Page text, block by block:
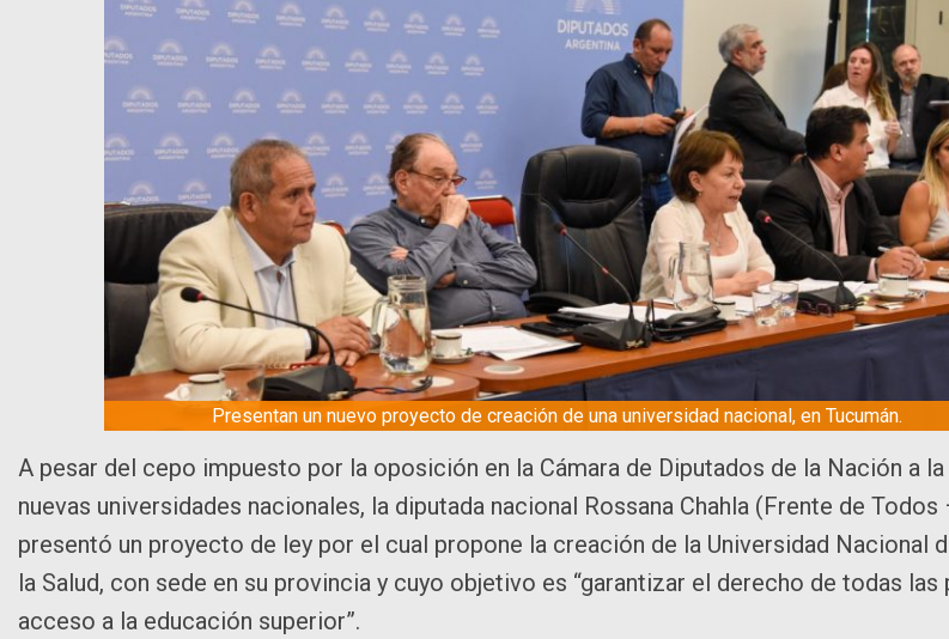
Presentan un nuevo proyecto de creación de una universidad nacional, en Tucumán.
A pesar del cepo impuesto por la oposición en la Cámara de Diputados de la Nación a
nuevas universidades nacionales, la diputada nacional Rossana Chahla (Frente de Todos
presentó un proyecto de ley por el cual propone la creación de la Universidad Nacional
la Salud, con sede en su provincia y cuyo objetivo es “garantizar el derecho de todas las
acceso a la educación superior”.